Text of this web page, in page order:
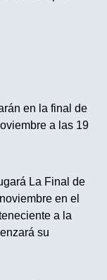
en la final de
a las 19
La Final de
en el
a la
su